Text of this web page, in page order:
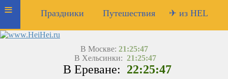
≡ Праздники Путешествия ✈ из HEL
В Москве: 21:25:47
В Хельсинки: 21:25:47
В Ереване: 22:25:47